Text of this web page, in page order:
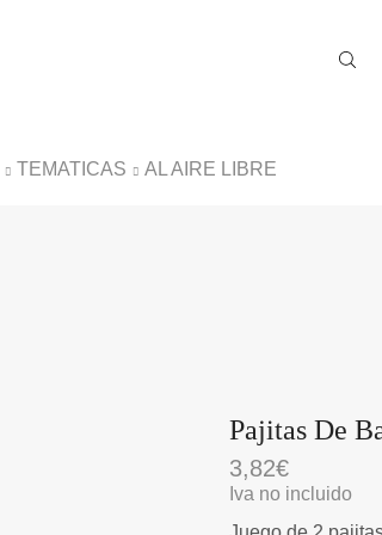
TEMATICAS AL AIRE LIBRE
Pajitas De
3,82€
Iva no incluido